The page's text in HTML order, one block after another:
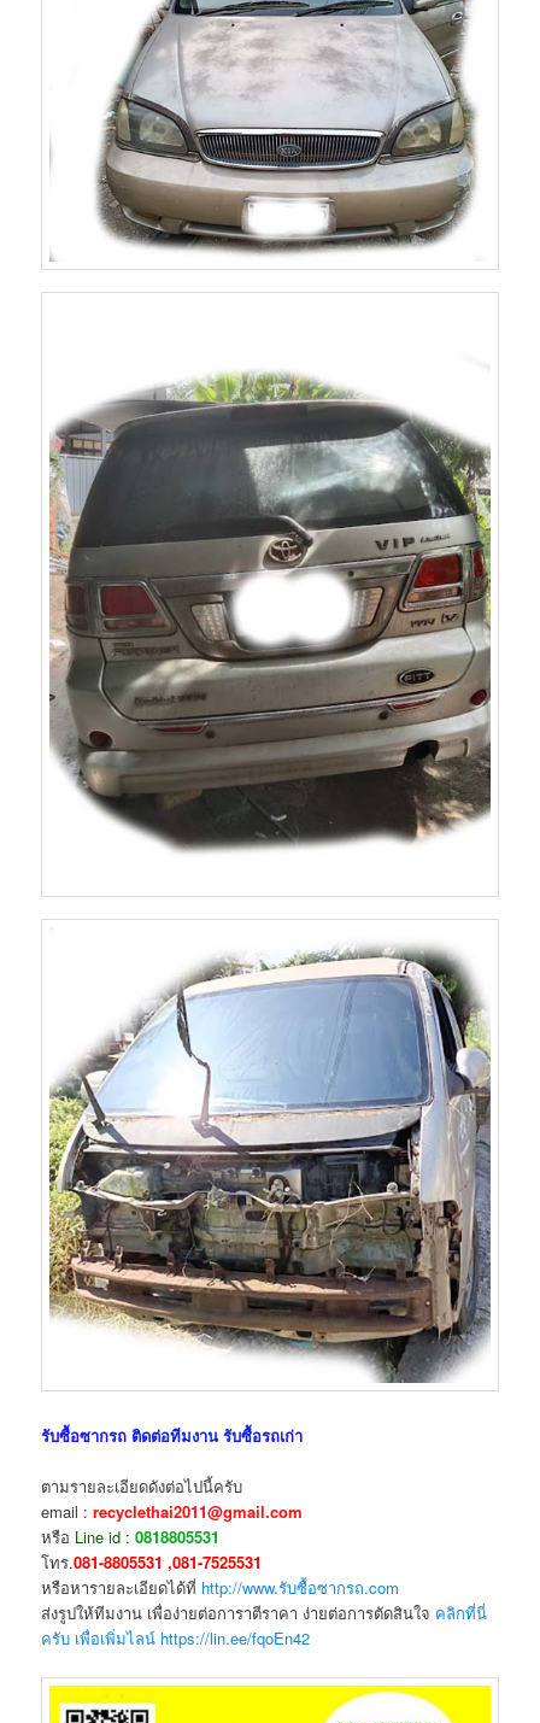
รับซื้อซากรถ ติดต่อทีมงาน รับซื้อรถเก่า
ตามรายละเอียดดังต่อไปนี้ครับ
email :recyclethai2011@gmail.com
หรือ Line id :0818805531
โทร.081-8805531 ,081-7525531
หรือหารายละเอียดได้ที่ http://www.รับซื้อซากรถ.com
ส่งรูปให้ทีมงาน เพื่อง่ายต่อการาตีราคา ง่ายต่อการตัดสินใจ คลิกที่นี่
ครับ เพื่อเพิ่มไลน์ https://lin.ee/fqoEn42